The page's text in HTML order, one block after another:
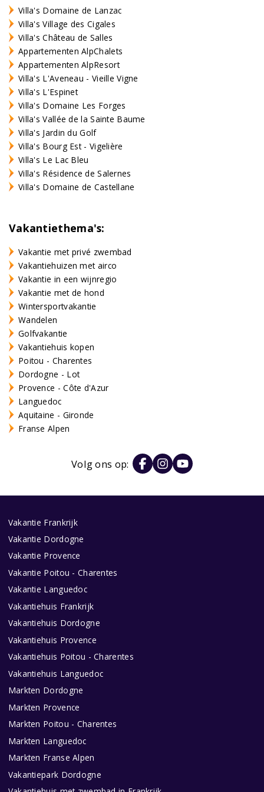
Villa's Domaine de Lanzac
Villa's Village des Cigales
Villa's Château de Salles
Appartementen AlpChalets
Appartementen AlpResort
Villa's L'Aveneau - Vieille Vigne
Villa's L'Espinet
Villa's Domaine Les Forges
Villa's Vallée de la Sainte Baume
Villa's Jardin du Golf
Villa's Bourg Est - Vigelière
Villa's Le Lac Bleu
Villa's Résidence de Salernes
Villa's Domaine de Castellane
Vakantiethema's:
Vakantie met privé zwembad
Vakantiehuizen met airco
Vakantie in een wijnregio
Vakantie met de hond
Wintersportvakantie
Wandelen
Golfvakantie
Vakantiehuis kopen
Poitou - Charentes
Dordogne - Lot
Provence - Côte d'Azur
Languedoc
Aquitaine - Gironde
Franse Alpen
Volg ons op:
Vakantie Frankrijk
Vakantie Dordogne
Vakantie Provence
Vakantie Poitou - Charentes
Vakantie Languedoc
Vakantiehuis Frankrijk
Vakantiehuis Dordogne
Vakantiehuis Provence
Vakantiehuis Poitou - Charentes
Vakantiehuis Languedoc
Markten Dordogne
Markten Provence
Markten Poitou - Charentes
Markten Languedoc
Markten Franse Alpen
Vakantiepark Dordogne